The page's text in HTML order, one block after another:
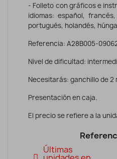
- Folleto con gráficos e
idiomas: español,
portugués, holandés,
Referencia: A28B005-
Nivel de dificultad:
Necesitarás: ganchillo de 2
Presentación en caja.
El precio se refiere a la
Últimas